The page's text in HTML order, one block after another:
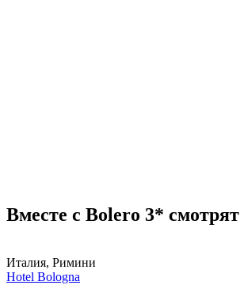
Вместе с Bolero 3* смотрят
Италия, Римини
Hotel Bologna